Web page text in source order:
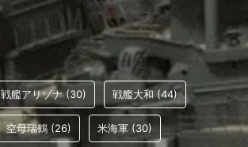
戦艦アリゾナ(30) 戦艦大和 (44)
空母瑞鶴 (26) 米海軍 (30)